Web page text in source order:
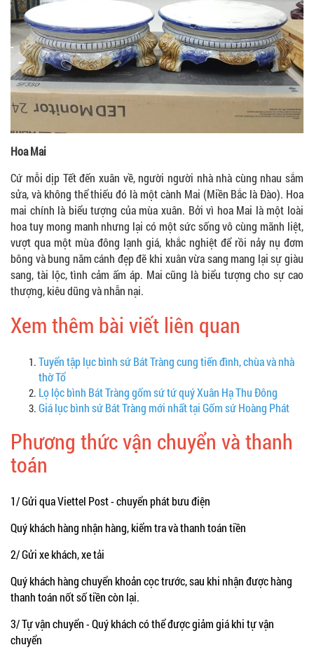
Hoa Mai
Cứ mỗi dịp Tết đến xuân về, người người nhà nhà cùng nhau sắm
sửa, và không thể thiếu đó là một cành Mai (Miền Bắc là Đào). Hoa
mai chính là biểu tượng của mùa xuân. Bởi vì hoa Mai là một loài
hoa tuy mong manh nhưng lại có một sức sống vô cùng mãnh liệt,
vượt qua một mùa đông lạnh giá, khắc nghiệt để rồi nảy nụ đơm
bông và bung năm cánh đẹp đẽ khi xuân vừa sang mang lại sự giàu
sang, tài lộc, tình cảm ấm áp. Mai cũng là biểu tượng cho sự cao
thượng, kiêu dũng và nhẫn nại.
Xem thêm bài viết liên quan
Tuyển tập lục bình sứ Bát Tràng cung tiến đình, chùa và nhà
thờ Tổ
Lọ lộc bình Bát Tràng gốm sứ tứ quý Xuân Hạ Thu Đông
Giá lục bình sứ Bát Tràng mới nhất tại Gốm sứ Hoàng Phát
Phương thức vận chuyển và thanh
toán
1/ Gửi qua Viettel Post - chuyển phát bưu điện
Quý khách hàng nhận hàng, kiểm tra và thanh toán tiền
2/ Gửi xe khách, xe tải
Quý khách hàng chuyển khoản cọc trước, sau khi nhận được hàng
thanh toán nốt số tiền còn lại.
3/ Tự vận chuyển - Quý khách có thể được giảm giá khi tự vận
chuyển